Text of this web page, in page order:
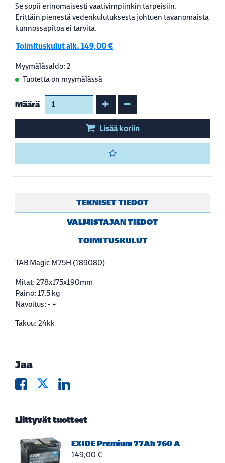
Se sopii erinomaisesti vaativimpiinkin tarpeisiin.
Erittäin pienestä vedenkulutuksesta johtuen tavanomaista
kunnossapitoa ei tarvita.
Toimituskulut alk. 149,00 €
Myymäläsaldo: 2
Tuotetta on myymälässä
Määrä Kasvata määrää
Vähennä määrää
Lisää koriin
TEKNISET TIEDOT
VALMISTAJAN TIEDOT
TOIMITUSKULUT
TAB Magic M75H (189080)
Mitat: 278x175x190mm
Paino: 17.5 kg
Navoitus: - +
Takuu: 24kk
Jaa
Liittyvät tuotteet
EXIDE Premium 77Ah 760 A
149,00 €